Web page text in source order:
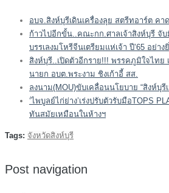
อบจ.สิงห์บุรีเดินเครื่องลุย สตรีทอาร์ต ค
ก้าวไปอีกขั้น..คณะกก.ศาลเจ้าสิงห์บุรี จั
บรรเลงมโหรีจีนเตรียมแห่เจ้า ปี’65 อย่า
สิงห์บุรี..เปิดตัวอีกราย!!! พรรคภูมิใจไทย
นายก อบต.พระงาม ชิงเก้าอี้ สส.
ลงนาม(MOU)ขับเคลื่อนนโยบาย “สิงห์บุรี
‘ไพบูลย์ไก่ย่าง’เร่งปรับตัวรับมือTOPS
ทันสมัยเหมือนในห้างฯ
Tags: จังหวัดสิงห์บุรี
Post navigation